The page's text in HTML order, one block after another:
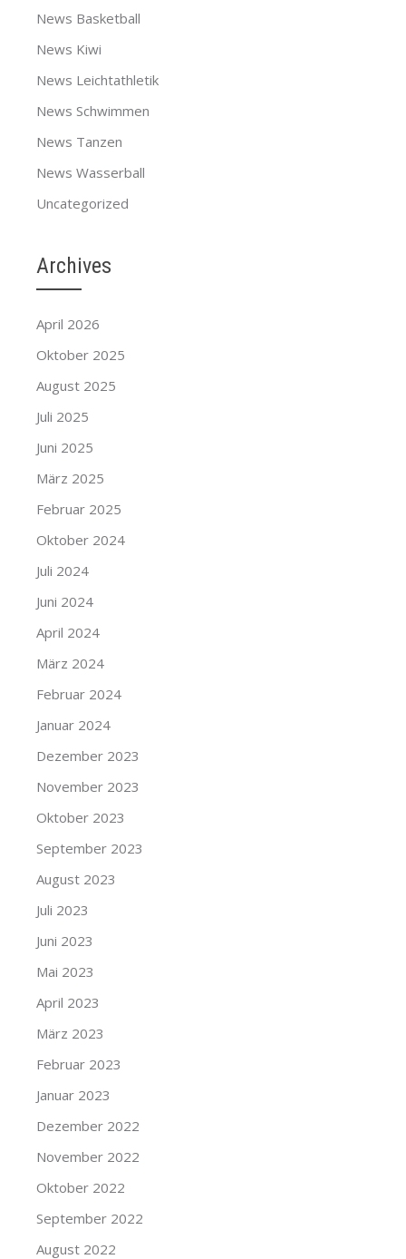
News Basketball
News Kiwi
News Leichtathletik
News Schwimmen
News Tanzen
News Wasserball
Uncategorized
Archives
April 2026
Oktober 2025
August 2025
Juli 2025
Juni 2025
März 2025
Februar 2025
Oktober 2024
Juli 2024
Juni 2024
April 2024
März 2024
Februar 2024
Januar 2024
Dezember 2023
November 2023
Oktober 2023
September 2023
August 2023
Juli 2023
Juni 2023
Mai 2023
April 2023
März 2023
Februar 2023
Januar 2023
Dezember 2022
November 2022
Oktober 2022
September 2022
August 2022